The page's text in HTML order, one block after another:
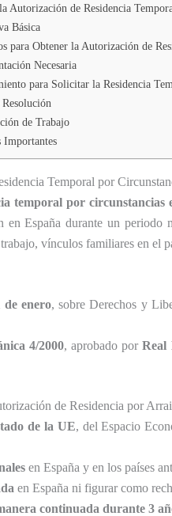
Autorización de Residencia
Básica
para Obtener la Autorización de
Necesaria
para Solicitar la Residencia
de Trabajo
Importantes
Temporal por
temporal por circunstancias
en España durante un
vínculos familiares en el
de enero, sobre Derechos y
4/2000, aprobado porReal
de Residencia por
de la UE, del Espacio
en España y en los países
en España ni figurar como
continuada durante 3